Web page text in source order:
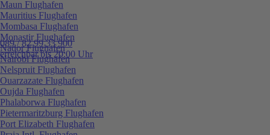
089 / 82 99 33 900
erreichbar bis 20:00 Uhr
Maun Flughafen
Mauritius Flughafen
Mombasa Flughafen
Monastir Flughafen
Nador Flughafen
Nairobi Flughafen
Nelspruit Flughafen
Ouarzazate Flughafen
Oujda Flughafen
Phalaborwa Flughafen
Pietermaritzburg Flughafen
Port Elizabeth Flughafen